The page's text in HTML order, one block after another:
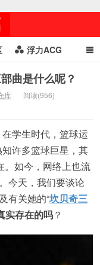
浮力ACG
萌妹专区
曲是什么呢？
库
阅读(956)
学生时代，篮球运
许多篮球巨星，其
。如今，网络上也流
今天，我们要谈论
有关她的“坎贝奇三
实存在的吗？